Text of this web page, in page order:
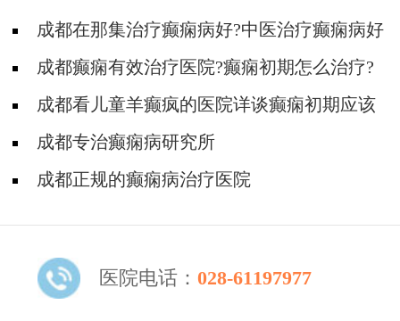
成都在那集治疗癫痫病好?中医治疗癫痫病好
吗?成都癫痫有效治疗医院?癫痫初期怎么治疗?
成都看儿童羊癫疯的医院详谈癫痫初期应该
怎么治疗?
成都专治癫痫病研究所
成都正规的癫痫病治疗医院
医院电话： 028-61197977